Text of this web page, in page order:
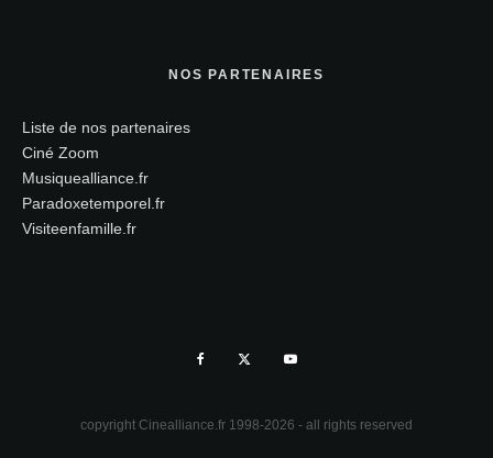
NOS PARTENAIRES
Liste de nos partenaires
Ciné Zoom
Musiquealliance.fr
Paradoxetemporel.fr
Visiteenfamille.fr
copyright Cinealliance.fr 1998-2026 - all rights reserved